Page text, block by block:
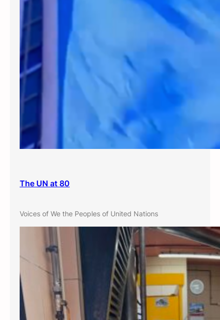
The UN at 80
Voices of We the Peoples of United Nations